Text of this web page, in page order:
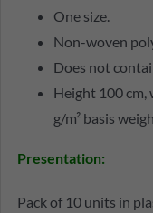
One size.
Non-woven
Does not
Height 100 cm,
g/m² basis
Presentation:
Pack of 10 units in